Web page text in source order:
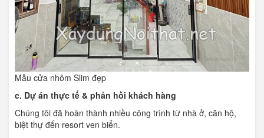
Mẫu cửa nhôm Slim đẹp
c. Dự án thực tế & phản hồi khách hàng
Chúng tôi đã hoàn thành nhiều công trình từ nhà ở, căn hộ,
biệt thự đến resort ven biển.